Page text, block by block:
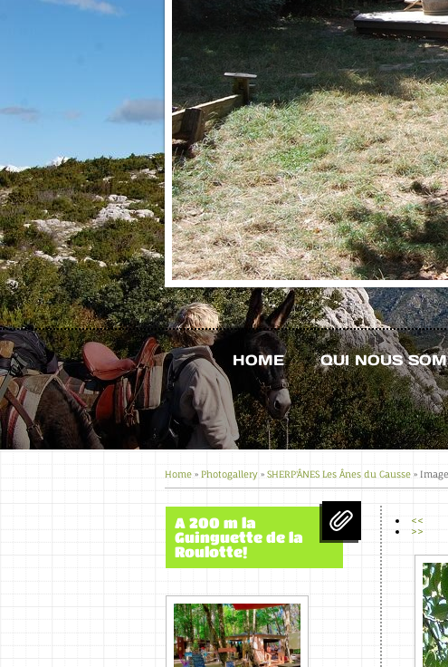
HOME QUI NOUS
Home » Photogallery » SHERP'ÂNES Les Ânes du Causse »
<<
>>
A 200 m la
Guinguette de la
Roulotte!